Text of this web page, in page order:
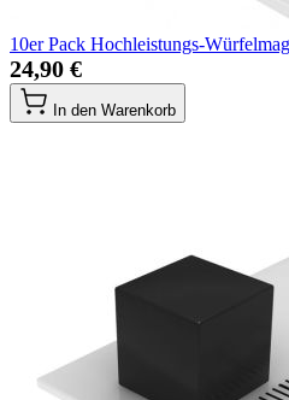
10er Pack Hochleistungs-
24,90 €
In den Warenkorb